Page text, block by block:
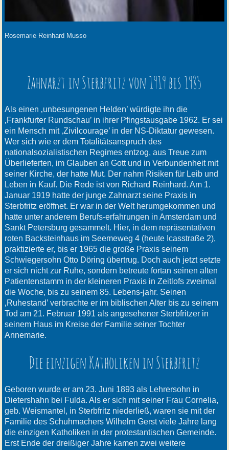
Rosemarie Reinhard Musso
Zahnarzt in Sterbfritz von 1919 bis 1985
Als einen ‚unbesungenen Helden’ würdigte ihn die
‚Frankfurter Rundschau’ in ihrer Pfingstausgabe 1962. Er sei
ein Mensch mit ‚Zivilcourage’ in der NS-Diktatur gewesen.
Wer sich wie er dem Totalitätsanspruch des
nationalsozialistischen Regimes entzog, aus Treue zum
Überlieferten, im Glauben an Gott und in Verbundenheit mit
seiner Kirche, der hatte Mut. Der nahm Risiken für Leib und
Leben in Kauf. Die Rede ist von Richard Reinhard. Am 1.
Januar 1919 hatte der junge Zahnarzt seine Praxis in
Sterbfritz eröffnet. Er war in der Welt herumgekommen und
hatte unter anderem Berufs-erfahrungen in Amsterdam und
Sankt Petersburg gesammelt. Hier, in dem repräsentativen
roten Backsteinhaus im Seemeweg 4 (heute Icasstraße 2),
praktizierte er, bis er 1965 die große Praxis seinem
Schwiegersohn Otto Döring übertrug. Doch auch jetzt setzte
er sich nicht zur Ruhe, sondern betreute fortan seinen alten
Patientenstamm in der kleineren Praxis in Zeitlofs zweimal
die Woche, bis zu seinem 85. Lebens-jahr. Seinen
‚Ruhestand’ verbrachte er im biblischen Alter bis zu seinem
Tod am 21. Februar 1991 als angesehener Sterbfritzer in
seinem Haus im Kreise der Familie seiner Tochter
Annemarie.
Die einzigen Katholiken in Sterbfritz
Geboren wurde er am 23. Juni 1893 als Lehrersohn in
Dietershahn bei Fulda. Als er sich mit seiner Frau Cornelia,
geb. Weismantel, in Sterbfritz niederließ, waren sie mit der
Familie des Schuhmachers Wilhelm Gerst viele Jahre lang
die einzigen Katholiken in der protestantischen Gemeinde.
Erst Ende der dreißiger Jahre kamen zwei weitere